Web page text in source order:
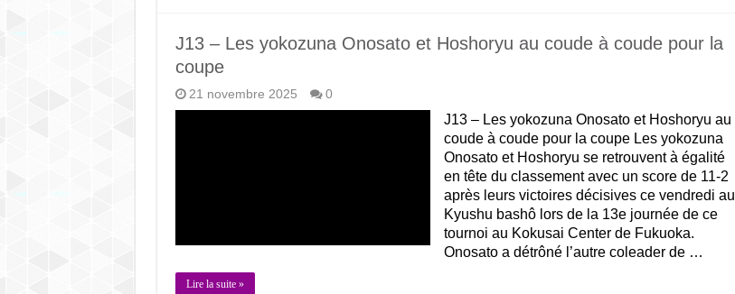
J13 – Les yokozuna Onosato et Hoshoryu au coude à coude pour la
coupe
21 novembre 2025 0
J13 – Les yokozuna Onosato et Hoshoryu au
coude à coude pour la coupe Les yokozuna
Onosato et Hoshoryu se retrouvent à égalité
en tête du classement avec un score de 11-2
après leurs victoires décisives ce vendredi au
Kyushu bashô lors de la 13e journée de ce
tournoi au Kokusai Center de Fukuoka.
Onosato a détrôné l’autre coleader de …
Lire la suite »